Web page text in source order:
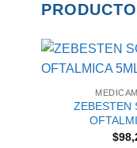
ZEBESTEN
$